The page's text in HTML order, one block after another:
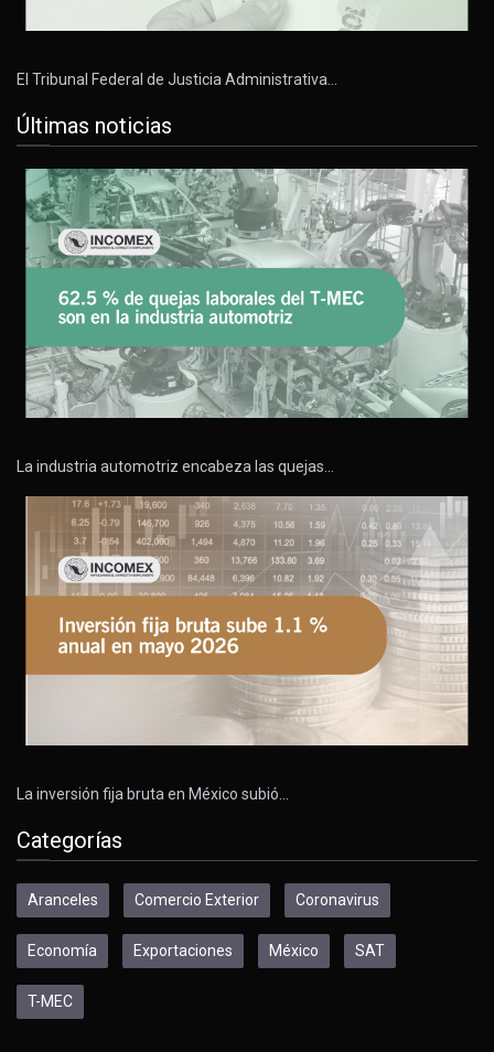
El Tribunal Federal de Justicia Administrativa…
Últimas noticias
La industria automotriz encabeza las quejas…
La inversión fija bruta en México subió…
Categorías
Aranceles Comercio Exterior Coronavirus
Economía Exportaciones México SAT
T-MEC